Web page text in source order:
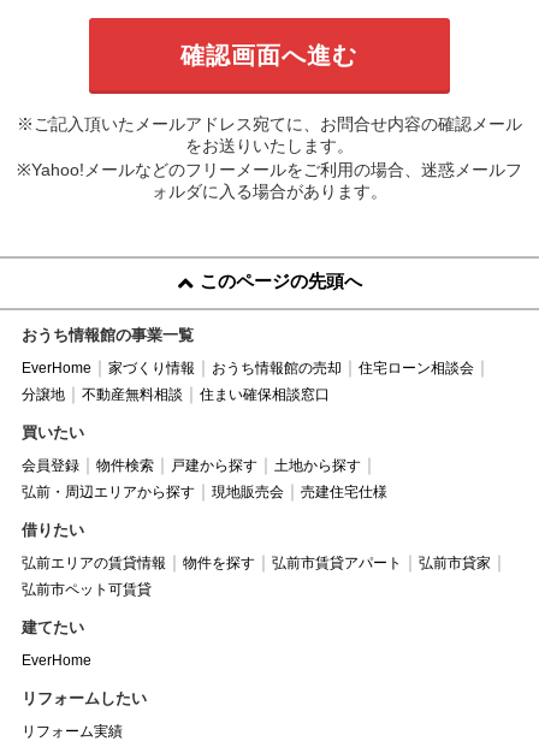
※ご記入頂いたメールアドレス宛てに、お問合せ内容の確認メール
をお送りいたします。
※Yahoo!メールなどのフリーメールをご利用の場合、迷惑メールフ
ォルダに入る場合があります。
このページの先頭へ
おうち情報館の事業一覧
EverHome 家づくり情報 おうち情報館の売却
住宅ローン相談会
分譲地
不動産無料相談 住まい確保相談窓口
買いたい
会員登録 物件検索 戸建から探す
土地から探す
弘前・周辺エリアから探す
現地販売会 売建住宅仕様
借りたい
弘前エリアの賃貸情報 物件を探す 弘前市賃貸アパート
弘前市貸家
弘前市ペット可賃貸
建てたい
EverHome
リフォームしたい
リフォーム実績